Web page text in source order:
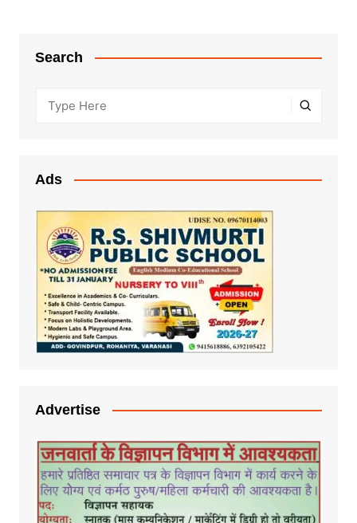
Search
Ads
Advertise